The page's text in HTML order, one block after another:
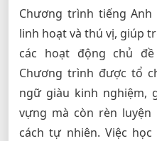
Chương trình tiếng
linh hoạt và thú vị, giúp
các hoạt động chủ
Chương trình được tổ
ngữ giàu kinh nghiệm,
vựng mà còn rèn
cách tự nhiên. Việc